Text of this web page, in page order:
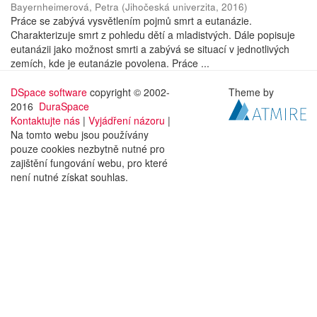
Bayernheimerová, Petra (Jihočeská univerzita, 2016)
Práce se zabývá vysvětlením pojmů smrt a eutanázie.
Charakterizuje smrt z pohledu dětí a mladistvých. Dále popisuje
eutanázii jako možnost smrti a zabývá se situací v jednotlivých
zemích, kde je eutanázie povolena. Práce ...
DSpace software copyright © 2002-
2016 DuraSpace
Kontaktujte nás | Vyjádření názoru |
Na tomto webu jsou používány
pouze cookies nezbytně nutné pro
zajištění fungování webu, pro které
není nutné získat souhlas.
Theme by